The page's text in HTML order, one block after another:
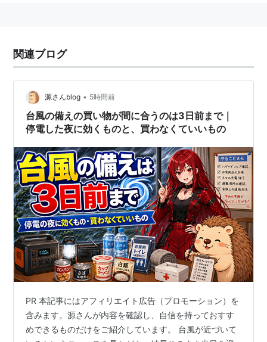
関連ブログ
源さんblog • 5時間前
台風の備えの買い物が間に合うのは3日前まで｜
停電した夜に効くものと、買わなくていいもの
PR 本記事にはアフィリエイト広告（プロモーション）を
含みます。源さんが内容を確認し、自信を持っておすす
めできるものだけをご紹介しています。 台風が近づいて